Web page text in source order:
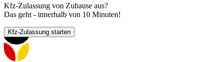
Kfz-Zulassung von Zuhause aus?
Das geht - innerhalb von 10 Minuten!
Kfz-Zulassung starten